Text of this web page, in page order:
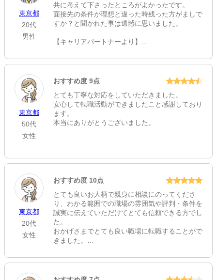
東武練馬
最寄り駅2
下赤塚
ホームページ
https://toubu-nerima-cl.com/
東京都
20代
男性
共に考えて下さったところがよかったです。
面接先の条件が理想と違った時残った方がましで
すか？と聞かれた事は遺憾に思いました。
【キャリアパートナーより】
にありがとうございました。
させ、大変申し訳ございませんでした。
対応のあり方を直ちに見直し、社内教育を徹底し
てまいります。
貴重なご意見ありがとうございました。
東京都
50代
女性
おすすめ度 9点
とても丁寧な対応をしていただきました。
安心して転職活動ができましたこと感謝しており
ます。
本当にありがとうございました。
東京都
20代
女性
おすすめ度 10点
とても良いお人柄で親身に相談にのってくださ
り、わかる範囲での職場の雰囲気や評判・条件を
誠実に伝えていただけてとても信頼できる方でし
た。
おかげさまでとても良い職場に転職することがで
きました。
ライフイベントなどで万が一転職の際にはまた是